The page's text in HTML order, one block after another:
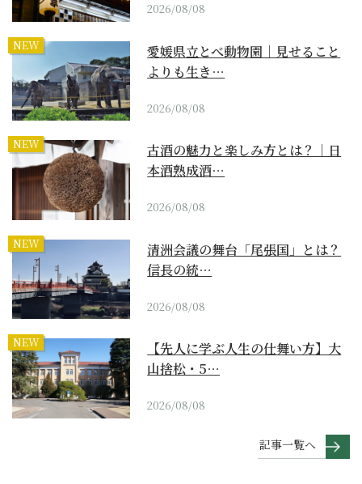
2026/08/08
NEW
愛媛県立とべ動物園｜見せること
よりも生き…
2026/08/08
NEW
古酒の魅力と楽しみ方とは？｜日
本酒熟成酒…
2026/08/08
NEW
清洲会議の舞台「尾張国」とは？
信長の統…
2026/08/08
NEW
【先人に学ぶ人生の仕舞い方】大
山捨松・5…
2026/08/08
記事一覧へ